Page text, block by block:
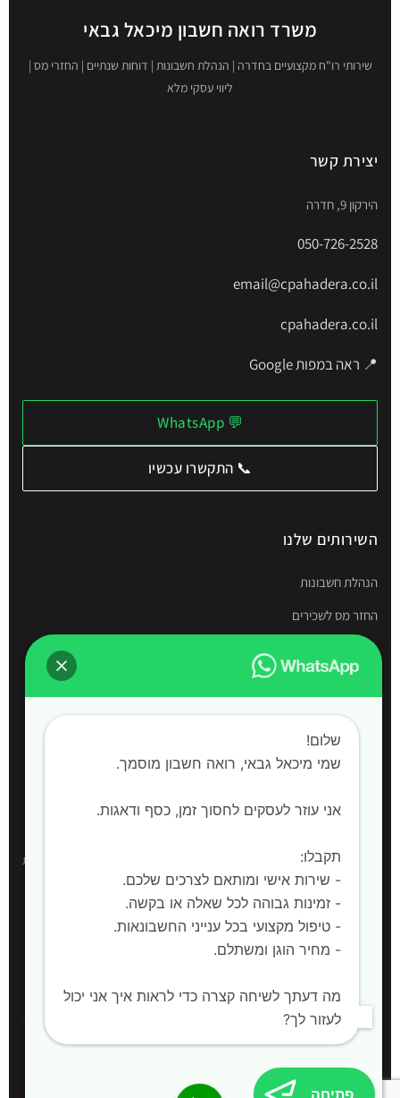
משרד רואה חשבון מיכאל גבאי
שירותי רו"ח מקצועיים בחדרה | הנהלת חשבונות | דוחות שנתיים | החזרי מס |
ליווי עסקי מלא
יצירת קשר
הירקון 9, חדרה
050-726-2528
email@cpahadera.co.il
cpahadera.co.il
📍 ראה במפות Google
💬 WhatsApp
📞 התקשרו עכשיו
השירותים שלנו
הנהלת חשבונות
החזר מס לשכירים
תיאום מס
חשבות שכר
הקמת חברות
אזורי שירות
רואה חשבון:חדרה, השרון, קיסריה, עמק חפר, פרדס חנה-כרכור, אביחיל, בית
ינאי, כפר חיים, אור עקיבא, בית יצחק שער חפר, חריש |שירות למחוז המרכז,
מחוז הצפון ויהודה ושומרון
🌐 לאתר המלא
© כל הזכויות שמורות להשם
שלום!
שמי מיכאל גבאי, רואה חשבון מוסמך. ‍
אני עוזר לעסקים לחסוך זמן, כסף ודאגות.
תקבלו:
- שירות אישי ומותאם לצרכים שלכם.
- זמינות גבוהה לכל שאלה או בקשה.
- טיפול מקצועי בכל ענייני החשבונאות.
- מחיר הוגן ומשתלם.
מה דעתך לשיחה קצרה כדי לראות איך אני יכול
לעזור לך?
פתיחה